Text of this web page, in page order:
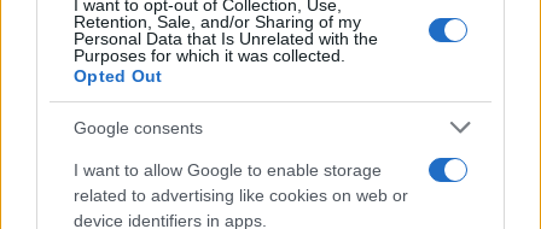
I want to opt-out of Collection, Use,
Retention, Sale, and/or Sharing of my
Personal Data that Is Unrelated with the
Purposes for which it was collected.
Opted Out
Google consents
I want to allow Google to enable storage
related to advertising like cookies on web or
device identifiers in apps.
μέσω του δικηγόρου του.
Συγγενής της 16χρονης, μιλώντας για την υπόθεση,
ανέφερε: «Την πρώτη φορά την πήρε με πρόφαση
Άρχισε να την εκβιάζει, της πήρε τα κινητά, της
πήρε το βιομετρικό το ρολόι για να μην δείξει –αλά